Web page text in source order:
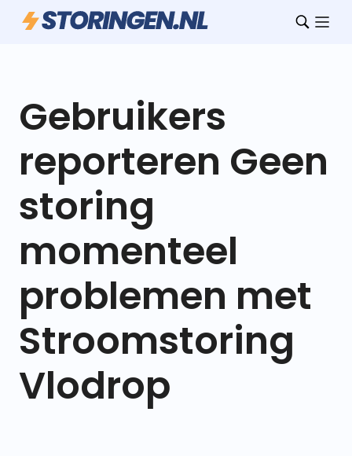
Gebruikers
reporteren Geen
storing
momenteel
problemen met
Stroomstoring
Vlodrop